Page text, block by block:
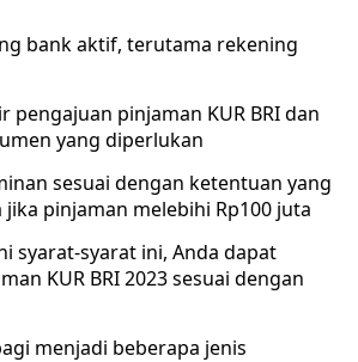
bank aktif, terutama rekening
pengajuan pinjaman KUR BRI dan
yang diperlukan
sesuai dengan ketentuan yang
pinjaman melebihi Rp100 juta
syarat-syarat ini, Anda dapat
KUR BRI 2023 sesuai dengan
menjadi beberapa jenis